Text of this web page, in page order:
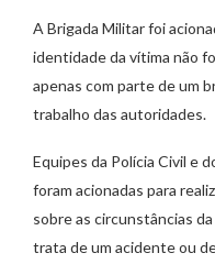
A Brigada Militar foi
identidade da vítima não
apenas com parte de um
trabalho das autoridades.
Equipes da Polícia Civil e
foram acionadas para
sobre as circunstâncias
trata de um acidente ou